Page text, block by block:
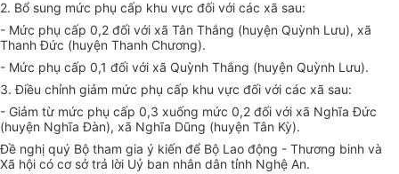
2. Bổ sung mức phụ cấp khu vực đối với các xã sau:
- Mức phụ cấp 0,2 đối với xã Tân Thắng (huyện Quỳnh Lưu), xã
Thanh Đức (huyện Thanh Chương).
- Mức phụ cấp 0,1 đối với xã Quỳnh Thắng (huyện Quỳnh Lưu).
3. Điều chỉnh giảm mức phụ cấp khu vực đối với các xã sau:
- Giảm từ mức phụ cấp 0,3 xuống mức 0,2 đối với xã Nghĩa Đức
(huyện Nghĩa Đàn), xã Nghĩa Dũng (huyện Tân Kỳ).
Đề nghị quý Bộ tham gia ý kiến để Bộ Lao động - Thương binh và
Xã hội có cơ sở trả lời Uỷ ban nhân dân tỉnh Nghệ An.